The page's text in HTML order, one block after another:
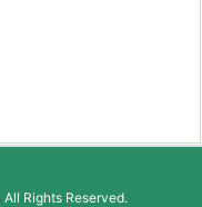
All Rights Reserved.